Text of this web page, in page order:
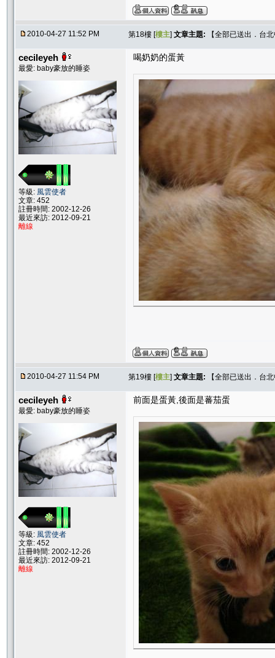
2010-04-27 11:52 PM 第18樓 [樓主] 文章主題: 【全部已送出．台
cecileyeh
最愛: baby豪放的睡姿
等級: 風雲使者
文章: 452
註冊時間: 2002-12-26
最近來訪: 2012-09-21
離線
喝奶奶的蛋黃
2010-04-27 11:54 PM 第19樓 [樓主] 文章主題: 【全部已送出．台
cecileyeh
最愛: baby豪放的睡姿
等級: 風雲使者
文章: 452
註冊時間: 2002-12-26
最近來訪: 2012-09-21
離線
前面是蛋黃,後面是蕃茄蛋